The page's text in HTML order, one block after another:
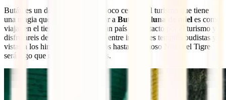
Bután es un destino hasta hace poco cerrado al turismo que tiene
una magia que os atrapará. Viajar a Bután de luna de miel es como
viajar en el tiempo. Conoceréis un país casi intacto por el turismo y
disfrutareis de una gran armonía entre increíbles templos budistas y
vistas a los himalyas. Subir juntos hasta el famoso Nido del Tigre
será algo que no olvidaréis jamás.